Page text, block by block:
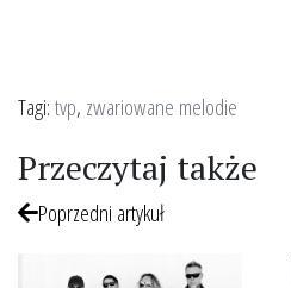
Tagi:tvp, zwariowane melodie
Przeczytaj także
Poprzedni artykuł